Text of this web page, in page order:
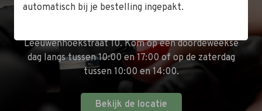
Naast de online shop hebben wij ook een fysieke
Leeuwenhoekstraat 10. Kom op een doordeweekse
dag langs tussen 10:00 en 17:00 of op de zaterdag
tussen 10:00 en 14:00.
Bekijk de locatie
automatisch bij je bestelling ingepakt.